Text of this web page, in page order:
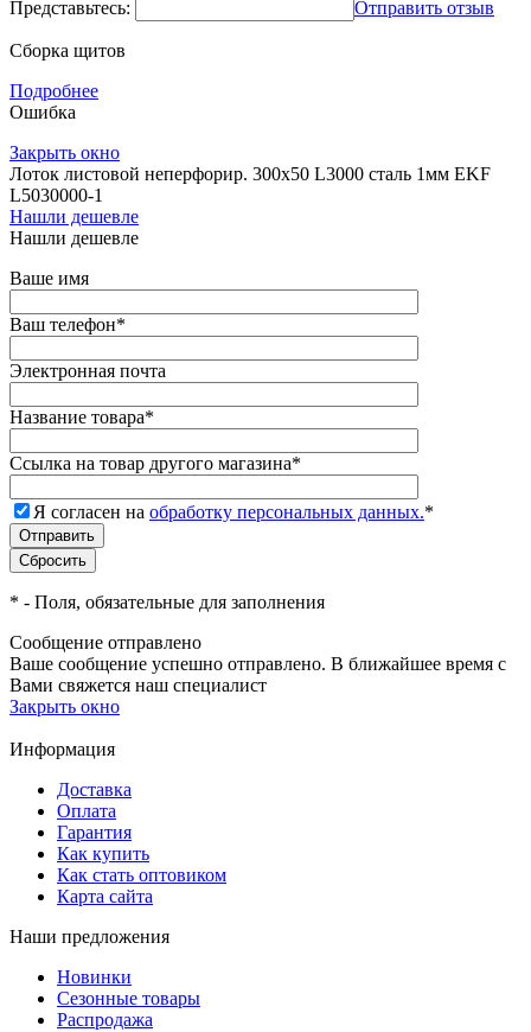
Представьтесь: Отправить отзыв
Сборка щитов
Подробнее
Ошибка
Закрыть окно
Лоток листовой неперфорир. 300х50 L3000 сталь 1мм EKF
L5030000-1
Нашли дешевле
Нашли дешевле
Ваше имя
Ваш телефон*
Электронная почта
Название товара*
Ссылка на товар другого магазина*
Я согласен на обработку персональных данных.*
* - Поля, обязательные для заполнения
Сообщение отправлено
Ваше сообщение успешно отправлено. В ближайшее время с
Вами свяжется наш специалист
Закрыть окно
Информация
Доставка
Оплата
Гарантия
Как купить
Как стать оптовиком
Карта сайта
Наши предложения
Новинки
Сезонные товары
Распродажа